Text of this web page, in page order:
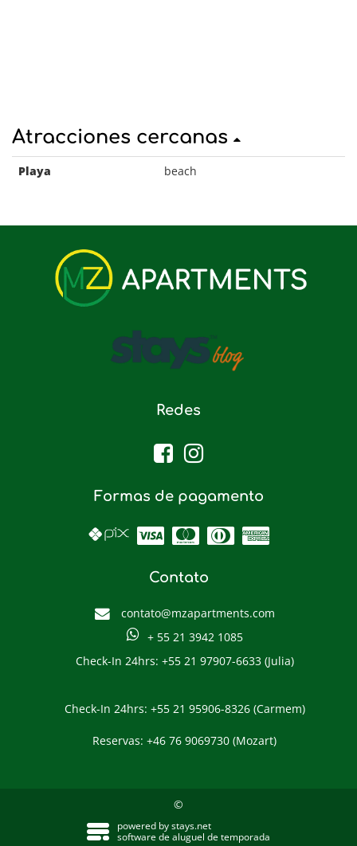
Atracciones cercanas
Playa beach
Redes
Formas de pagamento
Contato
contato@mzapartments.com
+ 55 21 3942 1085
Check-In 24hrs: +55 21 97907-6633 (Julia)
Check-In 24hrs: +55 21 95906-8326 (Carmem)
Reservas: +46 76 9069730 (Mozart)
©
powered bystays.net
software de aluguel de temporada